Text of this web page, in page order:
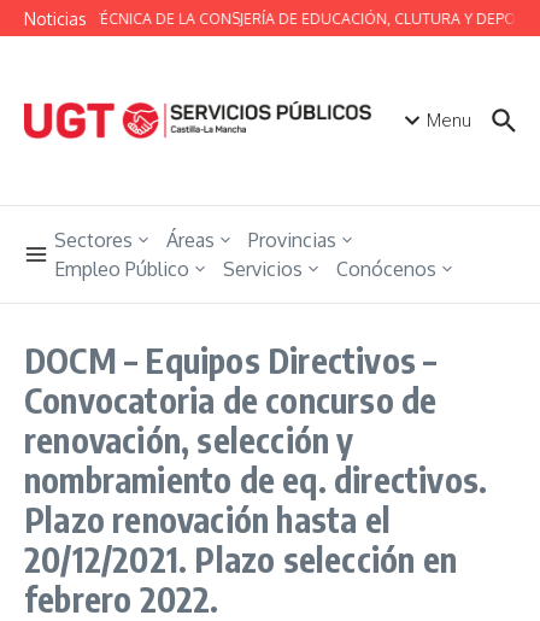
Saltar al contenido
Noticias
MESA TÉCNICA DE LA CONSJERÍA DE EDUCACIÓN, CLUTURA Y
Menu
Sectores Áreas
Provincias
Empleo Público
Servicios Conócenos
DOCM – Equipos Directivos –
Convocatoria de concurso de
renovación, selección y
nombramiento de eq. directivos.
Plazo renovación hasta el
20/12/2021. Plazo selección en
febrero 2022.